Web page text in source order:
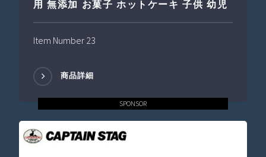
用 無添加 お菓子 ホットケーキ 子供 幼児
Item Number 23
商品詳細
SPONSOR